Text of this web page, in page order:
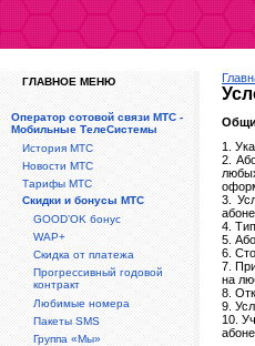
1.
2.
3.
4.
5.
6.
7.
на
8.
9.
10.
ГЛАВНОЕ МЕНЮ
Оператор сотовой связи МТС -
Мобильные ТелеСистемы
История МТС
Новости МТС
Тарифы МТС
Скидки и бонусы МТС
GOOD’OK бонус
WAP+
Скидка от платежа
Прогрессивный годовой
контракт
Любимые номера
Пакеты SMS
Группа «Мы»